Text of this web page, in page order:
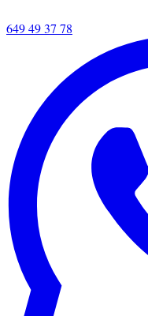
649 49 37 78